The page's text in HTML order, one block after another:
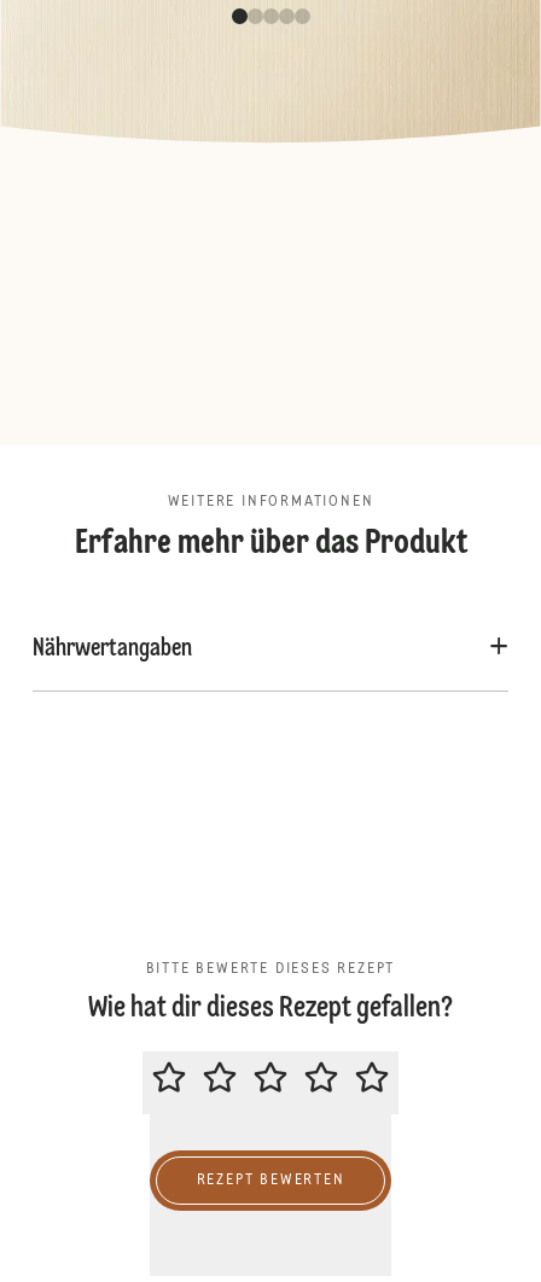
WEITERE INFORMATIONEN
Erfahre mehr über das Produkt
Nährwertangaben
BITTE BEWERTE DIESES REZEPT
Wie hat dir dieses Rezept gefallen?
BITTE BEWERTE DIESES REZEPT
REZEPT BEWERTEN